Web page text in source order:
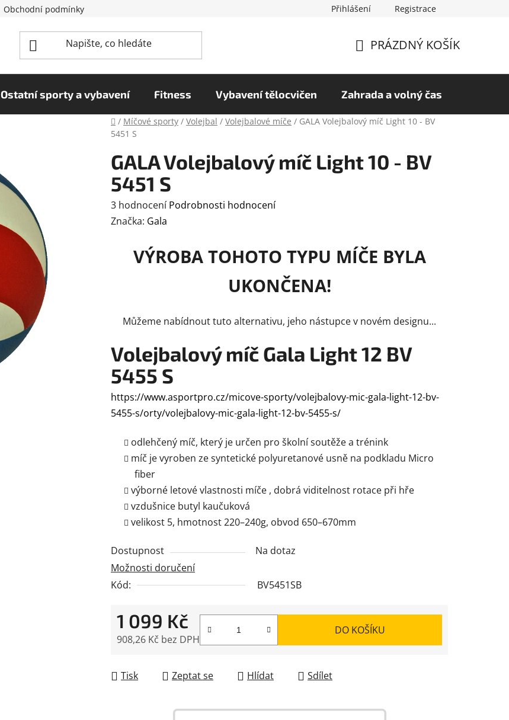
Obchodní podmínky Podmínky ochrany osobních údajů Hodnocení obchodu
Přihlášení Registrace
KOŠÍK
PRÁZDNÝ KOŠÍK
Ostatní sporty a vybavení Fitness Vybavení tělocvičen Zahrada a volný čas
Domů
/ Míčové sporty / Volejbal / Volejbalové míče / GALA Volejbalový míč Light 10 - BV
5451 S
GALA Volejbalový míč Light 10 - BV
5451 S
Průměrné
hodnocení
hvězdiček.
3 hodnocení Podrobnosti hodnocení
Značka: Gala
VÝROBA TOHOTO TYPU MÍČE BYLA
UKONČENA!
Můžeme nabídnout tuto alternativu, jeho nástupce v novém designu...
Volejbalový míč Gala Light 12 BV
5455 S
https://www.asportpro.cz/micove-sporty/volejbalovy-mic-gala-light-12-bv-
5455-s/orty/volejbalovy-mic-gala-light-12-bv-5455-s/
odlehčený míč, který je určen pro školní soutěže a trénink
míč je vyroben ze syntetické polyuretanové usně na podkladu Micro
fiber
výborné letové vlastnosti míče , dobrá viditelnost rotace při hře
vzdušnice butyl kaučuková
velikost 5, hmotnost 220–240g, obvod 650–670mm
Dostupnost
Na dotaz
Možnosti doručení
Kód:
BV5451SB
1 099 Kč
908,26 Kč bez DPH
DO KOŠÍKU
Tisk Zeptat se Hlídat Sdílet